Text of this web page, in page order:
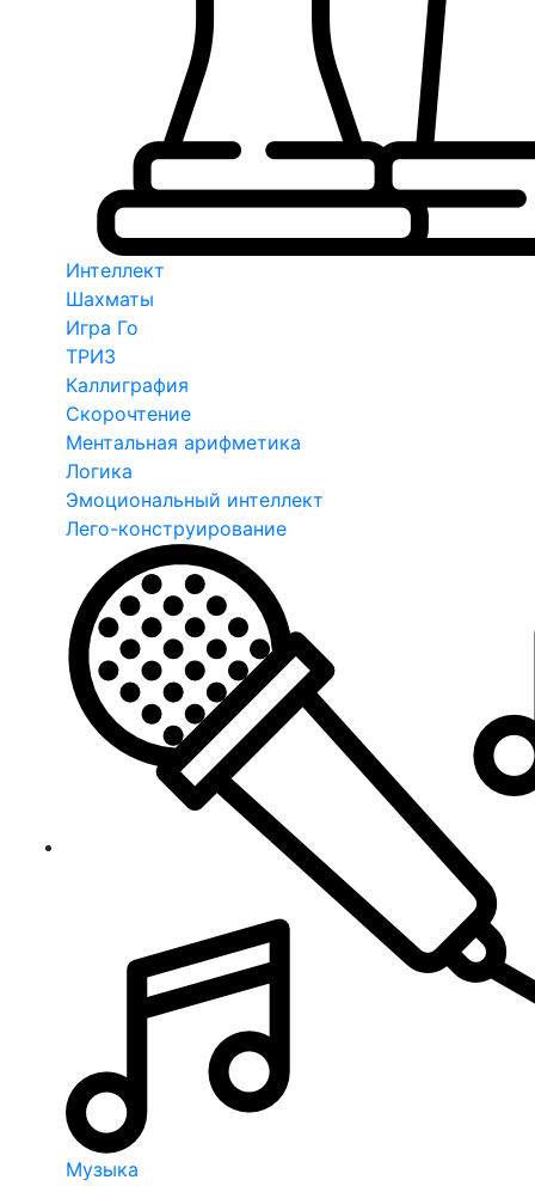
Интеллект
Шахматы
Игра Го
ТРИЗ
Каллиграфия
Скорочтение
Ментальная арифметика
Логика
Эмоциональный интеллект
Лего-конструирование
Музыка